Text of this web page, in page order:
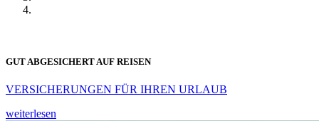
GUT ABGESICHERT AUF REISEN
VERSICHERUNGEN FÜR IHREN URLAUB
weiterlesen